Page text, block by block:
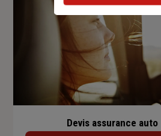
Devis assurance auto